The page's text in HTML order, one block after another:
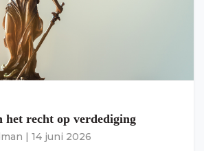
het recht op verdediging
14 juni 2026